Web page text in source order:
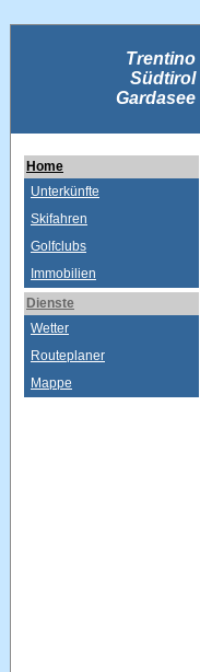
Trentino
Südtirol
Gardasee
Home
Unterkünfte
Skifahren
Golfclubs
Immobilien
Dienste
Wetter
Routeplaner
Mappe